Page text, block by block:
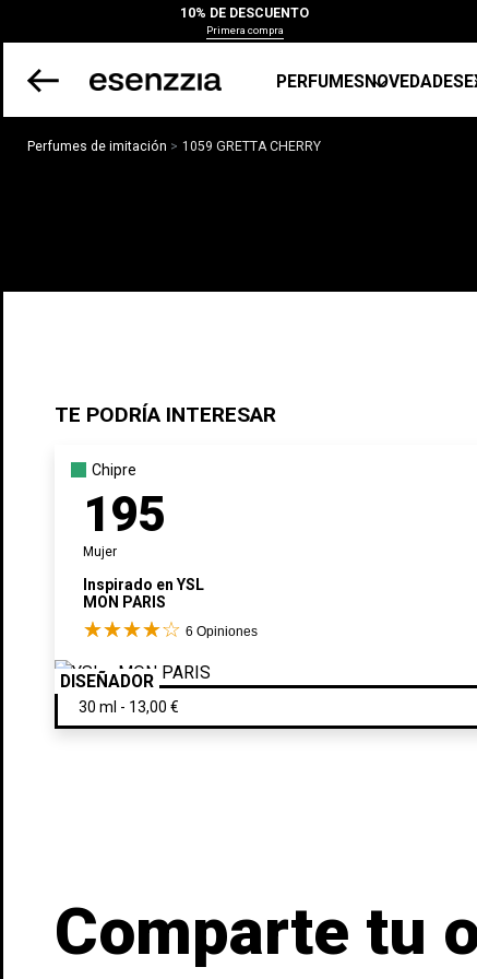
10% DE DESCUENTO
Primera compra
PERFUMESNOVEDADES
Perfumes de imitación 1059 GRETTA CHERRY
TE PODRÍA INTERESAR
Chipre
195
Mujer
Inspirado en YSL
MON PARIS
6Opiniones
DISEÑADOR
Comparte tu